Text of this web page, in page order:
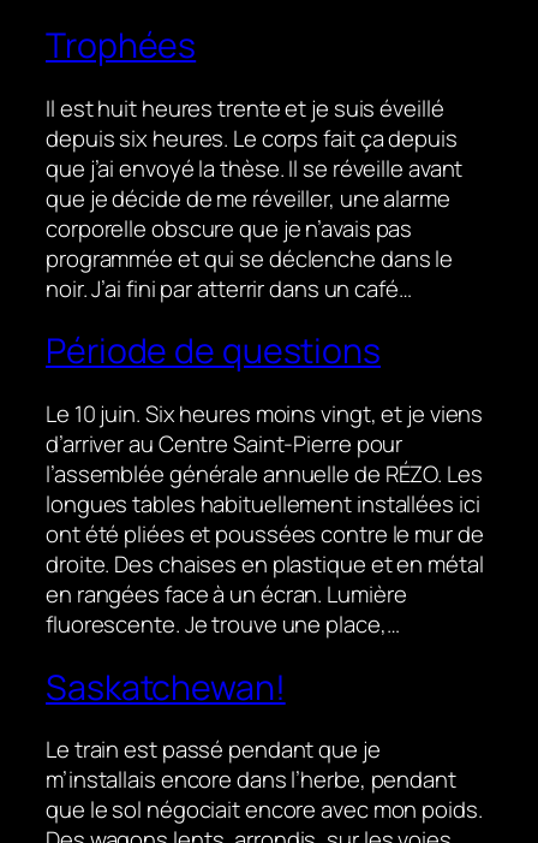
Trophées
Il est huit heures trente et je suis éveillé
depuis six heures. Le corps fait ça depuis
que j’ai envoyé la thèse. Il se réveille avant
que je décide de me réveiller, une alarme
corporelle obscure que je n’avais pas
programmée et qui se déclenche dans le
noir. J’ai fini par atterrir dans un café…
Période de questions
Le 10 juin. Six heures moins vingt, et je viens
d’arriver au Centre Saint-Pierre pour
l’assemblée générale annuelle de RÉZO. Les
longues tables habituellement installées ici
ont été pliées et poussées contre le mur de
droite. Des chaises en plastique et en métal
en rangées face à un écran. Lumière
fluorescente. Je trouve une place,…
Saskatchewan!
Le train est passé pendant que je
m’installais encore dans l’herbe, pendant
que le sol négociait encore avec mon poids.